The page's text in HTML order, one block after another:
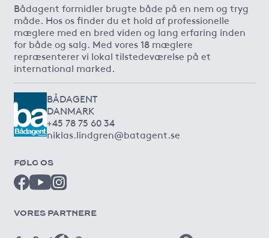
Bådagent formidler brugte både på en nem og tryg
måde. Hos os finder du et hold af professionelle
mæglere med en bred viden og lang erfaring inden
for både og salg. Med vores 18 mæglere
repræsenterer vi lokal tilstedeværelse på et
international marked.
BÅDAGENT
DANMARK
+45 78 75 60 34
niklas.lindgren@batagent.se
FØLG OS
VORES PARTNERE